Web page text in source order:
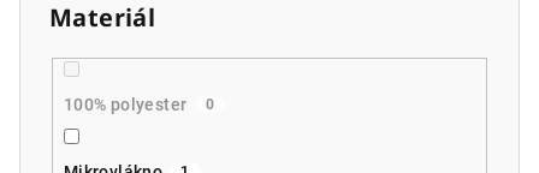
Materiál
100% polyester 0